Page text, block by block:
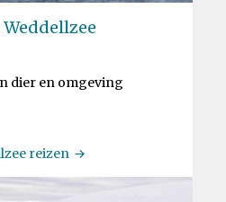
dier en omgeving
reizen